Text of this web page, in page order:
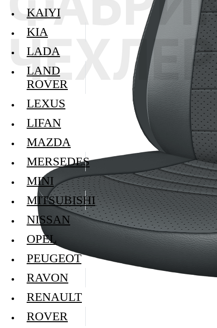
KAIYI
KIA
LADA
LAND
ROVER
LEXUS
LIFAN
MAZDA
MERSEDES
MINI
MITSUBISHI
NISSAN
OPEL
PEUGEOT
RAVON
RENAULT
ROVER